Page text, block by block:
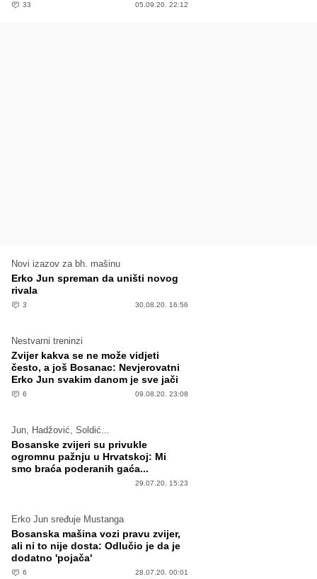
33 05.09.20. 22:12
Novi izazov za bh. mašinu
Erko Jun spreman da uništi novog
rivala
3 30.08.20. 16:56
Nestvarni treninzi
Zvijer kakva se ne može vidjeti
često, a još Bosanac: Nevjerovatni
Erko Jun svakim danom je sve jači
6 09.08.20. 23:08
Jun, Hadžović, Soldić...
Bosanske zvijeri su privukle
ogromnu pažnju u Hrvatskoj: Mi
smo braća poderanih gaća...
29.07.20. 15:23
Erko Jun sređuje Mustanga
Bosanska mašina vozi pravu zvijer,
ali ni to nije dosta: Odlučio je da je
dodatno 'pojača'
6 28.07.20. 00:01